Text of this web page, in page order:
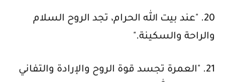
20. "عند بيت الله الحرام، تجد الروح السلام
والراحة والسكينة."
21. "العمرة تجسد قوة الروح والإرادة والتفاني